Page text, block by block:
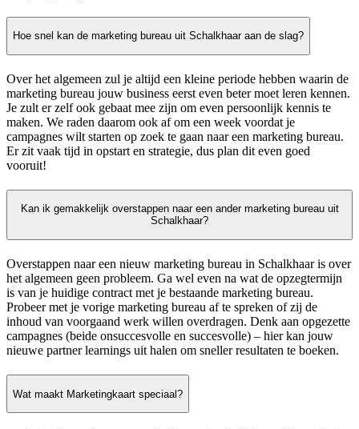
Hoe snel kan de marketing bureau uit Schalkhaar aan de slag?
Over het algemeen zul je altijd een kleine periode hebben waarin de
marketing bureau jouw business eerst even beter moet leren kennen.
Je zult er zelf ook gebaat mee zijn om even persoonlijk kennis te
maken. We raden daarom ook af om een week voordat je
campagnes wilt starten op zoek te gaan naar een marketing bureau.
Er zit vaak tijd in opstart en strategie, dus plan dit even goed
vooruit!
Kan ik gemakkelijk overstappen naar een ander marketing bureau uit
Schalkhaar?
Overstappen naar een nieuw marketing bureau in Schalkhaar is over
het algemeen geen probleem. Ga wel even na wat de opzegtermijn
is van je huidige contract met je bestaande marketing bureau.
Probeer met je vorige marketing bureau af te spreken of zij de
inhoud van voorgaand werk willen overdragen. Denk aan opgezette
campagnes (beide onsuccesvolle en succesvolle) – hier kan jouw
nieuwe partner learnings uit halen om sneller resultaten te boeken.
Wat maakt Marketingkaart speciaal?